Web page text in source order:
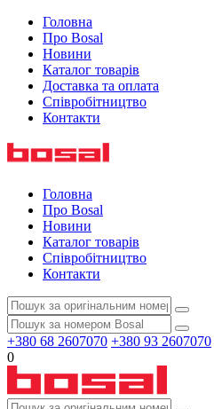
Головна
Про Bosal
Новини
Каталог товарів
Доставка та оплата
Співробітництво
Контакти
Головна
Про Bosal
Новини
Каталог товарів
Співробітництво
Контакти
+380 68 2607070 +380 93 2607070
0